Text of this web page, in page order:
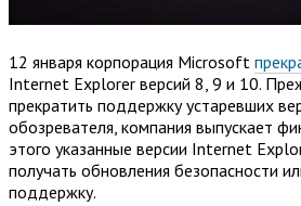
12 января корпорация Microsoft
Internet Explorer версий 8, 9 и 10.
прекратить поддержку устаревших
обозревателя, компания выпускает
этого указанные версии Internet
получать обновления безопасности
поддержку.